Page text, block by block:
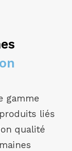
gamme
liés
qualité